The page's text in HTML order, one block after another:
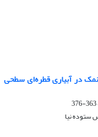
نمک در آبیاری قطره‌ای سطحی
363-376
ستوده نیا